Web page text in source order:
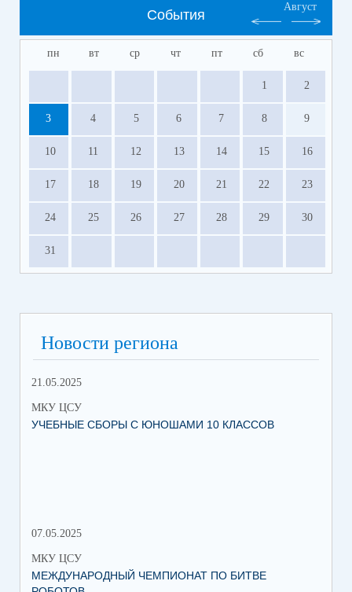
События
Август
пн вт ср чт пт сб вс
1 2
3 4 5 6 7 8 9
10 11 12 13 14 15 16
17 18 19 20 21 22 23
24 25 26 27 28 29 30
31
Новости региона
21.05.2025
МКУ ЦСУ
УЧЕБНЫЕ СБОРЫ С ЮНОШАМИ 10 КЛАССОВ
07.05.2025
МКУ ЦСУ
МЕЖДУНАРОДНЫЙ ЧЕМПИОНАТ ПО БИТВЕ